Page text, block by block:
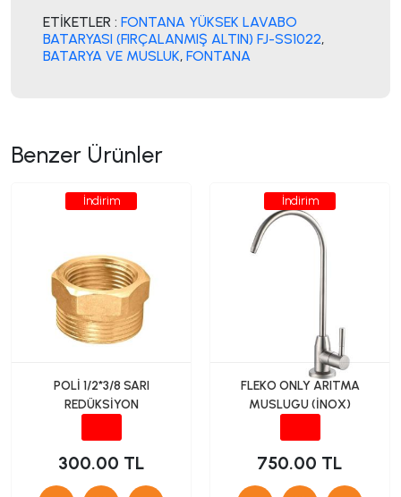
ETİKETLER : FONTANA YÜKSEK LAVABO
BATARYASI (FIRÇALANMIŞ ALTIN) FJ-SS1022,
BATARYA VE MUSLUK, FONTANA
Benzer Ürünler
İndirim
POLİ 1/2*3/8 SARI
REDÜKSİYON
300.00 TL
İndirim
FLEKO ONLY ARITMA
MUSLUGU (İNOX)
750.00 TL